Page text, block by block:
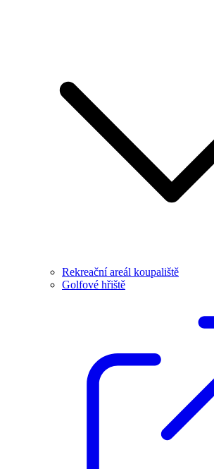
Rekreační areál koupaliště
Golfové hřiště